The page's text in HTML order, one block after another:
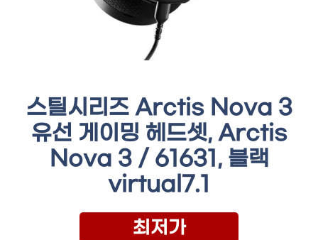
스틸시리즈 Arctis Nova 3
유선 게이밍 헤드셋, Arctis
Nova 3 / 61631, 블랙
virtual7.1
최저가